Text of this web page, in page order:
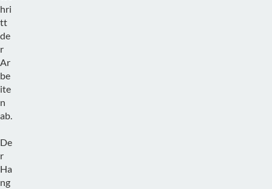
hri
tt
de
r
Ar
be
ite
n
ab.
De
r
Ha
ng